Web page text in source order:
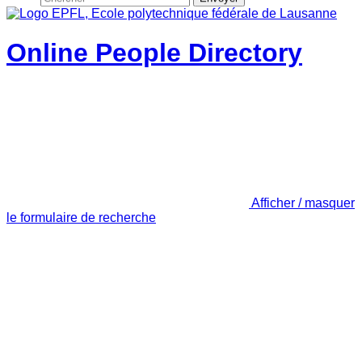
Online People Directory
Afficher / masquer
le formulaire de recherche